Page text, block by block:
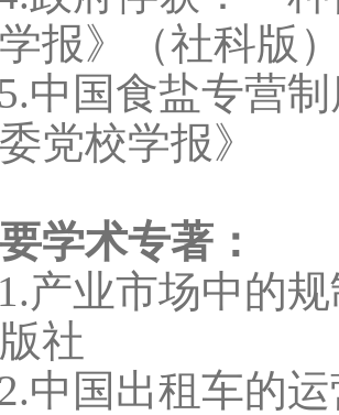
报》（社科版
5.中国食盐专营
党校学报》
学术专著：
1.产业市场中的
社
.中国出租车的